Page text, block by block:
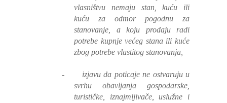
vlasništvu nemaju stan, kuću ili
kuću za odmor pogodnu za
stanovanje, a koju prodaju radi
potrebe kupnje većeg stana ili kuće
zbog potrebe vlastitog stanovanja,
-
izjavu da poticaje ne ostvaruju u
svrhu obavljanja gospodarske,
turističke, iznajmljivače, uslužne i